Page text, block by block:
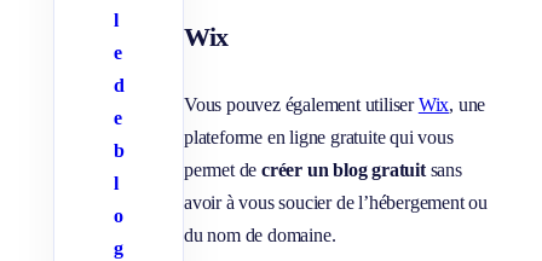
l
e
d
e
b
l
o
g
Wix
Vous pouvez également utiliserWix, une
plateforme en ligne gratuite qui vous
permet de créer un blog gratuitsans
avoir à vous soucier de l’hébergement ou
du nom de domaine.